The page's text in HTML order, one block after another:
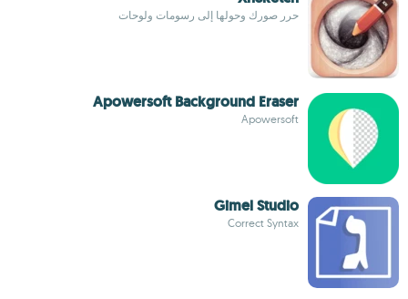
حرر صورك وحولها إلى رسومات ولوحات
Apowersoft Background Eraser
Apowersoft
Gimel Studio
Correct Syntax